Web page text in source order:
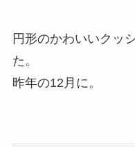
円形のかわいいクッ
た。
昨年の12月に。